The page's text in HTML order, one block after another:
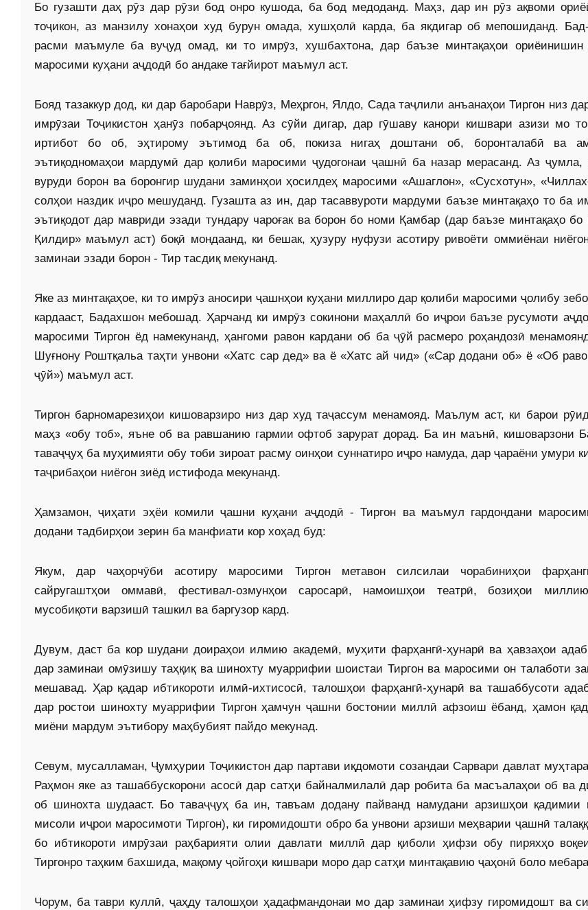
Бо гузашти даҳ рӯз дар рӯзи бод онро кушода, ба бод медоданд. Маҳз, дар ин рӯз ақвоми
тоҷикон, аз манзилу хонаҳои худ бурун омада, хушҳолӣ карда, ба якдигар об мепошиданд.
расми маъмуле ба вуҷуд омад, ки то имрӯз, хушбахтона, дар баъзе минтақаҳои ориёинишин
маросими куҳани аҷдодӣ бо андаке тағйирот маъмул аст.
Бояд тазаккур дод, ки дар баробари Наврӯз, Меҳргон, Ялдо, Сада таҷлили анъа­наҳои Тиргон низ
имрӯзаи Тоҷикистон ҳанӯз побарҷоянд. Аз сӯйи дигар, дар гӯшаву канори кишвари азизи мо
иртибот бо об, эҳтирому эътимод ба об, покиза нигаҳ доштани об, боронталабӣ ва
эътиқодномаҳои мардумӣ дар қолиби маросими ҷудогонаи ҷашнӣ ба назар мерасанд. Аз ҷумла,
вуруди борон ва боронгир шудани заминҳои ҳосилдеҳ маросими «Ашаглон», «Сусхотун»,
солҳои наздик иҷро мешуданд. Гузашта аз ин, дар тасаввуроти мардуми баъзе минтақаҳо то ба
эътиқодот дар мавриди эзади тундару чароғак ва борон бо номи Қамбар (дар баъзе минтақаҳо
Қилдир» маъмул аст) боқӣ мондаанд, ки бешак, ҳузуру нуфузи асотиру ривоёти оммиёнаи
заминаи эзади борон - Тир тасдиқ мекунанд.
Яке аз минтақаҳое, ки то имрӯз аносири ҷашнҳои куҳани миллиро дар қолиби маросими ҷолибу
кардааст, Бадахшон мебошад. Ҳарчанд ки имрӯз сокинони маҳаллӣ бо иҷрои баъзе русумоти
маросими Тиргон ёд намекунанд, ҳангоми равон кардани об ба ҷӯй расмеро роҳандозӣ
Шуғнону Роштқальа таҳти унвони «Хатс сар дед» ва ё «Хатс ай чид» («Сар додани об» ё «Об
ҷӯй») маъмул аст.
Тиргон барномарезиҳои кишоварзиро низ дар худ таҷассум менамояд. Маълум аст, ки барои
маҳз «обу тоб», яъне об ва равшанию гармии офтоб зарурат дорад. Ба ин маънӣ, кишоварзони
таваҷҷуҳ ба муҳимияти обу тоби зироат расму оинҳои суннатиро иҷро намуда, дар ҷараёни умури
таҷрибаҳои ниёгон зиёд истифода мекунанд.
Ҳамзамон, ҷиҳати эҳёи комили ҷашни куҳани аҷдодӣ - Тиргон ва маъмул гардондани
додани тадбирҳои зерин ба манфиати кор хоҳад буд:
Якум, дар чаҳорчӯби асотиру маросими Тиргон метавон силсилаи чорабиниҳои
сайругаштҳои оммавӣ, фестивал-озмунҳои саросарӣ, намоишҳои театрӣ, бозиҳои
мусобиқоти варзишӣ ташкил ва баргузор кард.
Дувум, даст ба кор шудани доираҳои илмию академӣ, муҳити фарҳангӣ-ҳунарӣ ва ҳавзаҳои
дар заминаи омӯзишу таҳқиқ ва шинохту муаррифии шоистаи Тиргон ва маросими он талаботи
мешавад. Ҳар қадар ибтикороти илмӣ-ихтисосӣ, талошҳои фарҳангӣ-ҳунарӣ ва ташаббусоти
дар ростои шинохту муаррифии Тиргон ҳамчун ҷашни бостонии миллӣ афзоиш ёбанд, ҳамон
миёни мардум эътибору маҳбубият пайдо мекунад.
Севум, мусалламан, Ҷумҳурии Тоҷикистон дар партави иқдомоти созандаи Сарвари давлат
Раҳмон яке аз ташаббускорони асосӣ дар сатҳи байналмилалӣ дар робита ба масъалаҳои об ва
об шинохта шудааст. Бо таваҷҷуҳ ба ин, тавъам додану пайванд намудани арзишҳои қадимии
мисоли иҷрои маросимоти Тиргон), ки гиромидошти обро ба унвони арзиши меҳварии ҷашнӣ
бо ибтикороти имрӯзаи раҳбарияти олии давлати миллӣ дар қиболи ҳифзи обу пиряхҳо
Тиргонро таҳким бахшида, мақому ҷойгоҳи кишвари моро дар сатҳи минтақавию ҷаҳонӣ боло
Чорум, ба таври куллӣ, ҷаҳду талошҳои ҳадафмандонаи мо дар заминаи ҳифзу гиромидошт ва